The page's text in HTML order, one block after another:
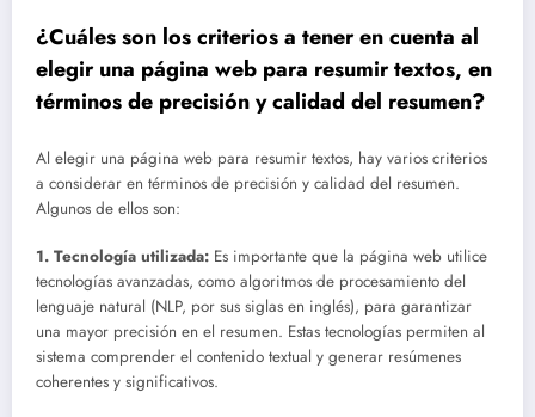
¿Cuáles son los criterios a tener en cuenta al
elegir una página web para resumir textos, en
términos de precisión y calidad del resumen?
Al elegir una página web para resumir textos, hay varios criterios
a considerar en términos de precisión y calidad del resumen.
Algunos de ellos son:
1. Tecnología utilizada: Es importante que la página web utilice
tecnologías avanzadas, como algoritmos de procesamiento del
lenguaje natural (NLP, por sus siglas en inglés), para garantizar
una mayor precisión en el resumen. Estas tecnologías permiten al
sistema comprender el contenido textual y generar resúmenes
coherentes y significativos.